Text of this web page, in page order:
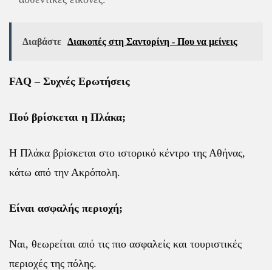
Διαβάστε Διακοπές στη Σαντορίνη - Που να μείνεις
FAQ – Συχνές Ερωτήσεις
Πού βρίσκεται η Πλάκα;
Η Πλάκα βρίσκεται στο ιστορικό κέντρο της Αθήνας,
κάτω από την Ακρόπολη.
Είναι ασφαλής περιοχή;
Ναι, θεωρείται από τις πιο ασφαλείς και τουριστικές
περιοχές της πόλης.